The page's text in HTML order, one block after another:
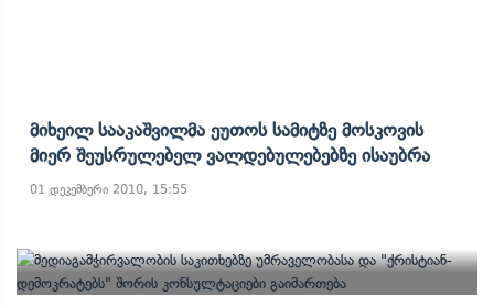
Მიხეილ Სააკაშვილმა Ეუთოს Სამიტზე Მოსკოვის
Მიერ Შეუსრულებელ Ვალდებულებებზე Ისაუბრა
01 დეკემბერი 2010, 15:55